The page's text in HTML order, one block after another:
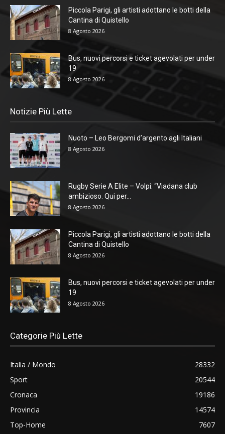
Piccola Parigi, gli artisti adottano le botti della
Cantina di Quistello
8 Agosto 2026
Bus, nuovi percorsi e ticket agevolati per under
19
8 Agosto 2026
Notizie Più Lette
Nuoto – Leo Bergomi d’argento agli Italiani
8 Agosto 2026
Rugby Serie A Elite – Volpi: “Viadana club
ambizioso. Qui per...
8 Agosto 2026
Piccola Parigi, gli artisti adottano le botti della
Cantina di Quistello
8 Agosto 2026
Bus, nuovi percorsi e ticket agevolati per under
19
8 Agosto 2026
Categorie Più Lette
Italia / Mondo
28332
Sport
20544
Cronaca
19186
Provincia
14574
Top-Home
7607